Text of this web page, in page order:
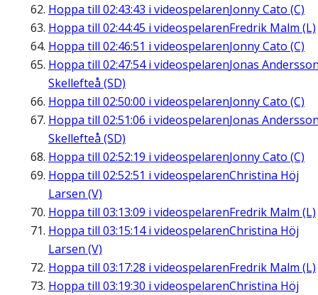
Hoppa till 02:43:43 i videospelarenJonny Cato (C)
Hoppa till 02:44:45 i videospelarenFredrik Malm (L)
Hoppa till 02:46:51 i videospelarenJonny Cato (C)
Hoppa till 02:47:54i videospelarenJonas
Skellefteå (SD)
Hoppa till 02:50:00 i videospelarenJonny Cato (C)
Hoppa till 02:51:06 i videospelarenJonas
Skellefteå (SD)
Hoppa till 02:52:19 i videospelarenJonny Cato (C)
Hoppa till 02:52:51 i videospelarenChristina Höj
Larsen (V)
Hoppa till 03:13:09 i videospelarenFredrik Malm (L)
Hoppa till 03:15:14i videospelarenChristina Höj
Larsen (V)
Hoppa till 03:17:28 i videospelarenFredrik Malm (L)
Hoppa till 03:19:30 i videospelarenChristina Höj